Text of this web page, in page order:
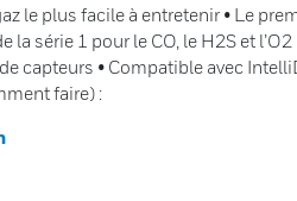
le plus facile à entretenir • Le
la série 1 pour le CO, le H2S et
capteurs • Compatible avec
faire) :